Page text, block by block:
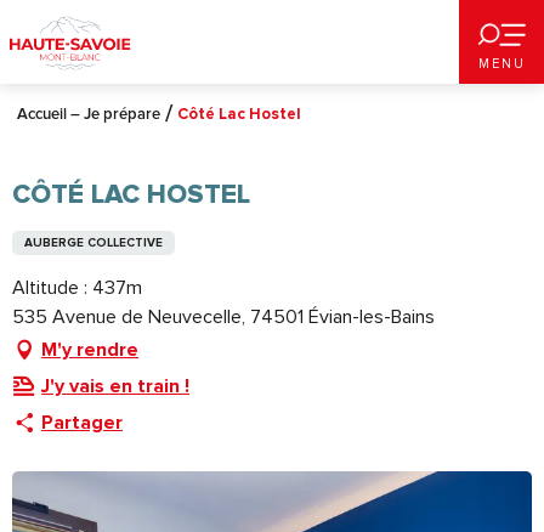
au
contenu
principal
MENU
Accueil – Je prépare Côté Lac Hostel
CÔTÉ LAC HOSTEL
AUBERGE COLLECTIVE
Altitude : 437m
535 Avenue de Neuvecelle, 74501 Évian-les-Bains
M'y rendre
J'y vais en train !
Partager